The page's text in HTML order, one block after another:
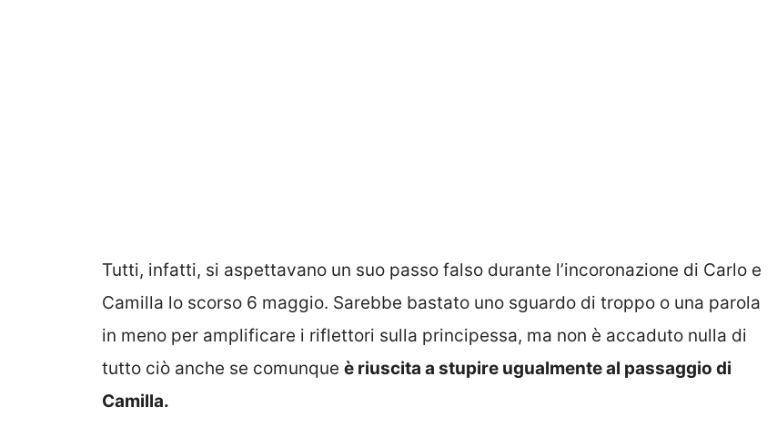
Tutti, infatti, si aspettavano un suo passo falso durante l’incoronazione di Carlo e
Camilla lo scorso 6 maggio. Sarebbe bastato uno sguardo di troppo o una parola
in meno per amplificare i riflettori sulla principessa, ma non è accaduto nulla di
tutto ciò anche se comunque è riuscita a stupire ugualmente al passaggio di
Camilla.